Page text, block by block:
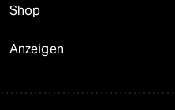
Shop
Anzeigen